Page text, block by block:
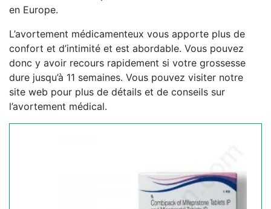
en Europe.
L’avortement médicamenteux vous apporte plus de
confort et d’intimité et est abordable. Vous pouvez
donc y avoir recours rapidement si votre grossesse
dure jusqu’à 11 semaines. Vous pouvez visiter notre
site web pour plus de détails et de conseils sur
l’avortement médical.